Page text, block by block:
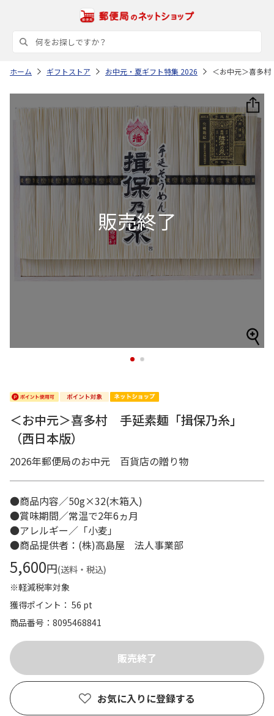
ホーム ギフトストア お中元・夏ギフト特集 2026 ＜お中元＞喜多
1 2
＜お中元＞喜多村 手延素麺「揖保乃糸」
（西日本版）
2026年郵便局のお中元 百貨店の贈り物
●商品内容／50g×32(木箱入)
●賞味期間／常温で2年6ヵ月
●アレルギー／「小麦」
●商品提供者：(株)高島屋 法人事業部
5,600円(送料・税込)
※軽減税率対象
獲得ポイント： 56 pt
商品番号
8095468841
お気に入りに登録する